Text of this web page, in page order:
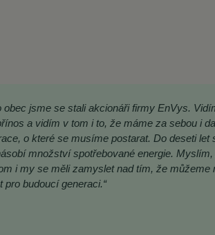
obec jsme se stali akcionáři firmy EnVys.
a vidím v tom i to, že máme za sebou i
o které se musíme postarat. Do deseti let
množství spotřebované energie. Myslím,
i my se měli zamyslet nad tím, že můžeme
pro budoucí generaci.“